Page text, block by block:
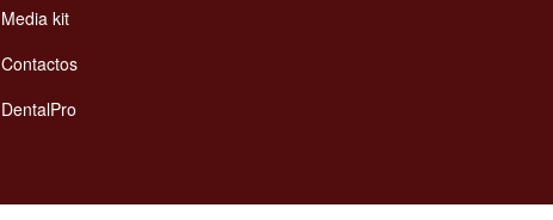
Media kit
Contactos
DentalPro